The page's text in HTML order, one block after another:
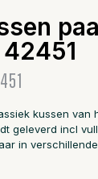
kussen van
geleverd incl
in